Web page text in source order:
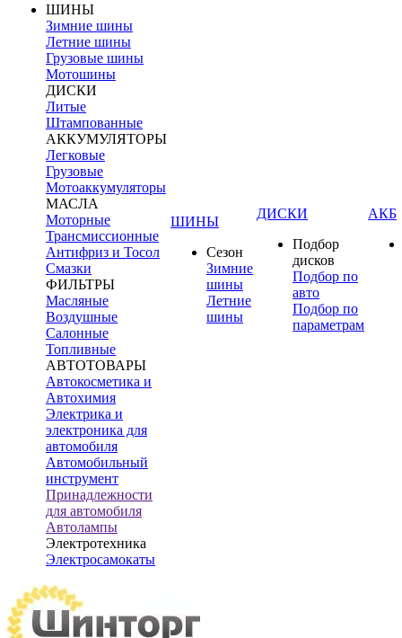
ШИНЫ
Зимние шины
Летние шины
Грузовые шины
Мотошины
ДИСКИ
Литые
Штампованные
АККУМУЛЯТОРЫ
Легковые
Грузовые
Мотоаккумуляторы
МАСЛА
Моторные
Трансмиссионные
Антифриз и Тосол
Смазки
ФИЛЬТРЫ
Масляные
Воздушные
Салонные
Топливные
АВТОТОВАРЫ
Автокосметика и
Автохимия
Электрика и
электроника для
автомобиля
Автомобильный
инструмент
Принадлежности
для автомобиля
Автолампы
Электротехника
Электросамокаты
ШИНЫ
Сезон
Зимние
шины
Летние
шины
ДИСКИ
Подбор
дисков
Подбор по
авто
Подбор по
параметрам
АКБ